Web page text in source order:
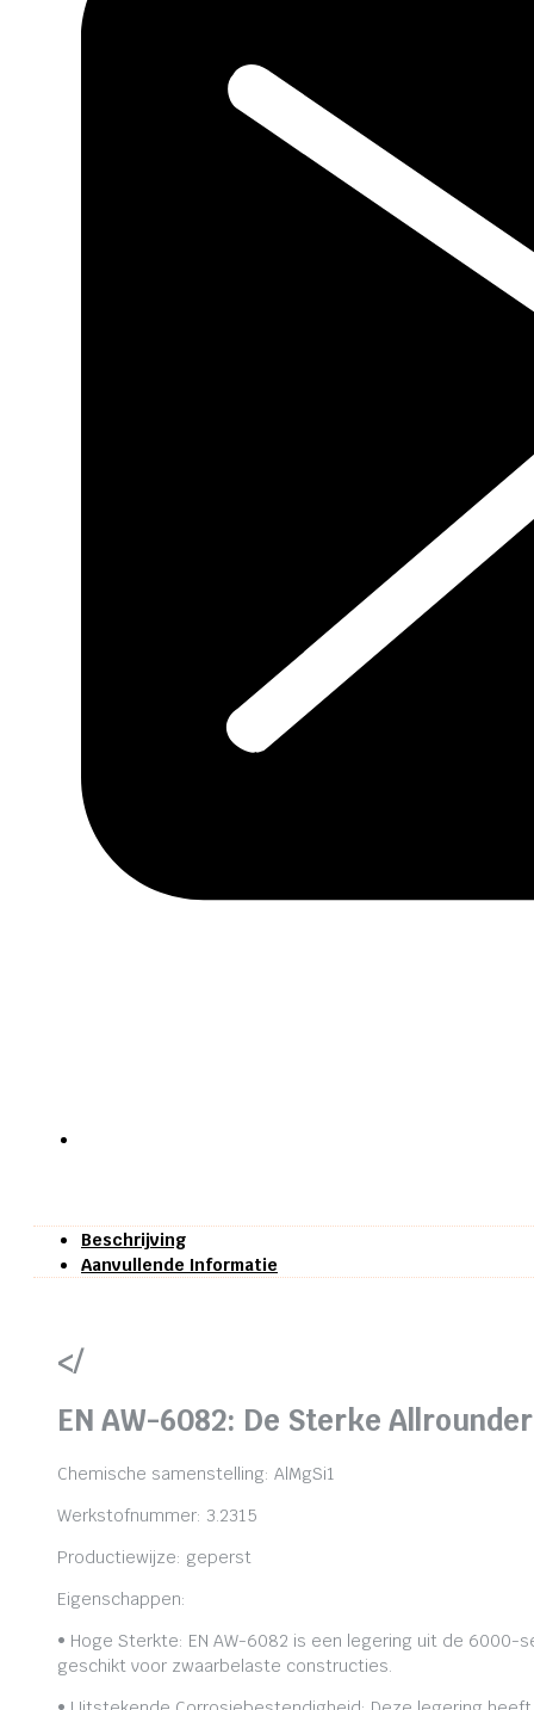
Beschrijving
Aanvullende Informatie
</
EN AW-6082: De Sterke Allrounder
Chemische samenstelling: AlMgSi1
Werkstofnummer: 3.2315
Productiewijze: geperst
Eigenschappen:
• Hoge Sterkte: EN AW-6082 is een legering uit de
geschikt voor zwaarbelaste constructies.